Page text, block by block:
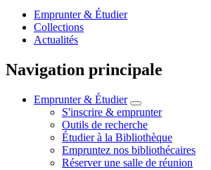
Emprunter & Étudier
Collections
Actualités
Navigation principale
Emprunter & Étudier
S'inscrire & emprunter
Outils de recherche
Étudier à la Bibliothèque
Empruntez nos bibliothécaires
Réserver une salle de réunion